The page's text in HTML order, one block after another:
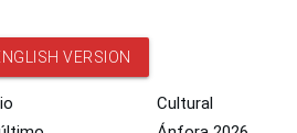
VERSION
Cultural